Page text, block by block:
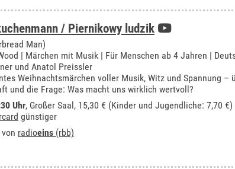
/ Piernikowy ludzik
Man)
| Märchen mit Musik | Für Menschen ab 4 Jahren |
und Anatol Preissler
Weihnachtsmärchen voller Musik, Witz und Spannung –
und die Frage: Was macht uns wirklich wertvoll?
Uhr, Großer Saal, 15,30 € (Kinder und Jugendliche: 7,70
günstiger
radioeins (rbb)